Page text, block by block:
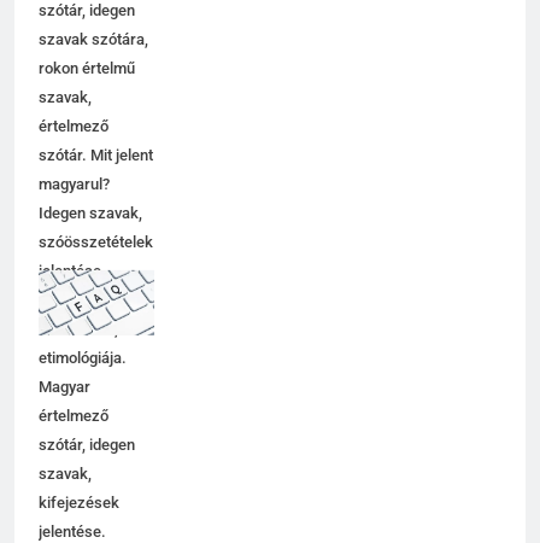
szótár, idegen
szavak szótára,
rokon értelmű
szavak,
értelmező
szótár. Mit jelent
magyarul?
Idegen szavak,
szóösszetételek
jelentése,
magyarázata,
használata,
etimológiája.
Magyar
értelmező
szótár, idegen
szavak,
kifejezések
jelentése.